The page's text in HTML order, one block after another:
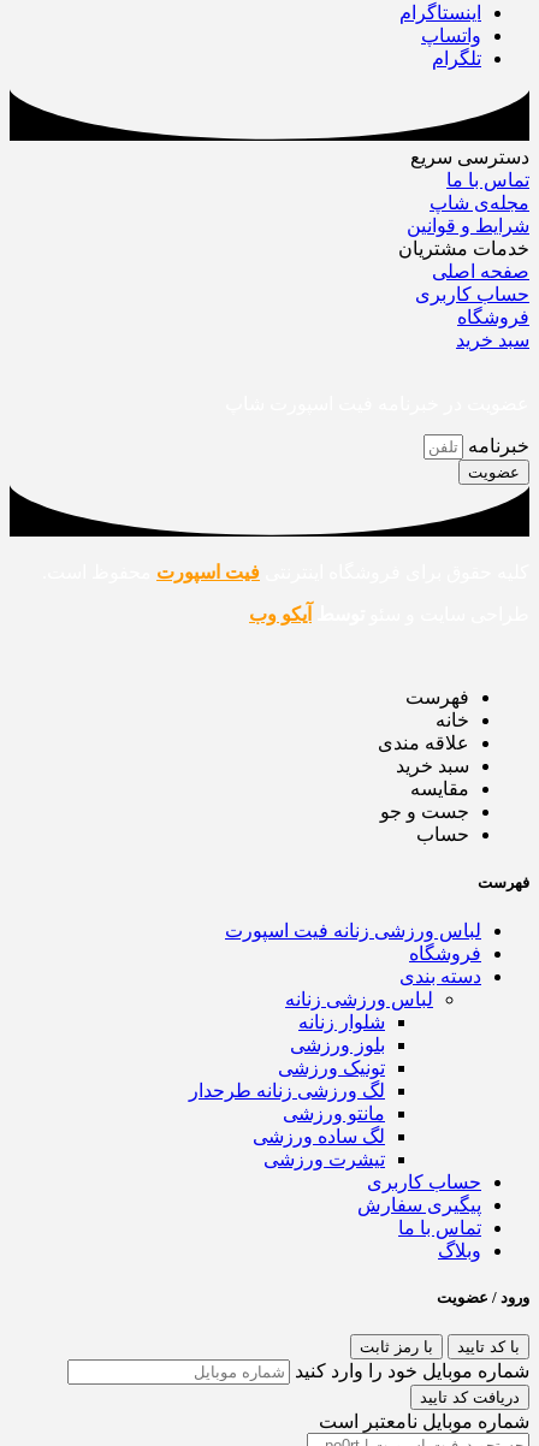
اینستاگرام
واتساپ
تلگرام
دسترسی سریع
تماس با ما
مجله‌ی شاپ
شرایط و قوانین
خدمات مشتریان
صفحه اصلی
حساب کاربری
فروشگاه
سبد خرید
خبرنامه
عضویت
فیت اسپورت
آیکو وب
فهرست
خانه
علاقه مندی
سبد خرید
مقایسه
جست و جو
حساب
فهرست
لباس ورزشی زنانه فیت اسپورت
فروشگاه
دسته بندی
لباس ورزشی زنانه
شلوار زنانه
بلوز ورزشی
تونیک ورزشی
لگ ورزشی زنانه طرحدار
مانتو ورزشی
لگ ساده ورزشی
تیشرت ورزشی
حساب کاربری
پیگیری سفارش
تماس با ما
وبلاگ
ورود / عضویت
با کد تایید با رمز ثابت
شماره موبایل خود را وارد کنید
دریافت کد تایید
شماره موبایل نامعتبر است